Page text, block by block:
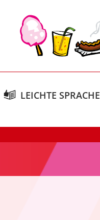
LEICHTE SPRACHE